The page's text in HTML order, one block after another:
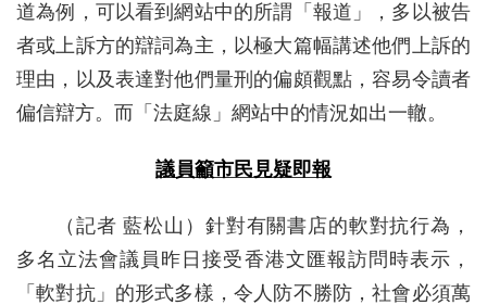
道為例，可以看到網站中的所謂「報道」，多以被告
者或上訴方的辯詞為主，以極大篇幅講述他們上訴的
理由，以及表達對他們量刑的偏頗觀點，容易令讀者
偏信辯方。而「法庭線」網站中的情況如出一轍。
議員籲市民見疑即報
（記者 藍松山）針對有關書店的軟對抗行為，
多名立法會議員昨日接受香港文匯報訪問時表示，
「軟對抗」的形式多樣，令人防不勝防，社會必須萬